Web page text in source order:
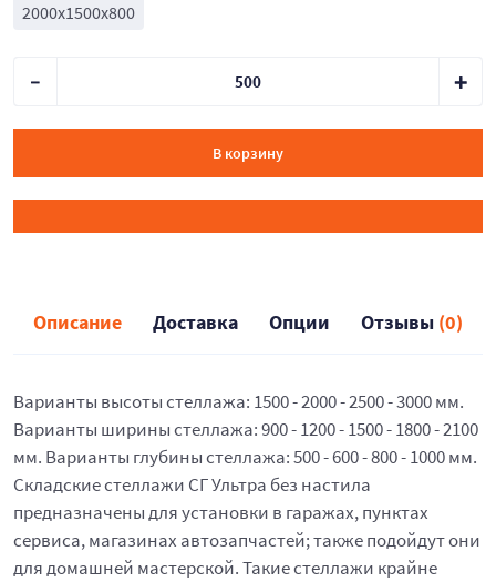
2000x1500x800
В корзину
Описание Доставка Опции Отзывы (0)
Варианты высоты стеллажа: 1500 - 2000 - 2500 - 3000 мм.
Варианты ширины стеллажа: 900 - 1200 - 1500 - 1800 - 2100
мм. Варианты глубины стеллажа: 500 - 600 - 800 - 1000 мм.
Складские стеллажи СГ Ультра без настила
предназначены для установки в гаражах, пунктах
сервиса, магазинах автозапчастей; также подойдут они
для домашней мастерской. Такие стеллажи крайне